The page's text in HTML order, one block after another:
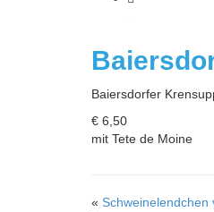
Baiersdorfer
€ 6,50
mit Tete de Moine
« Schweinelendchen